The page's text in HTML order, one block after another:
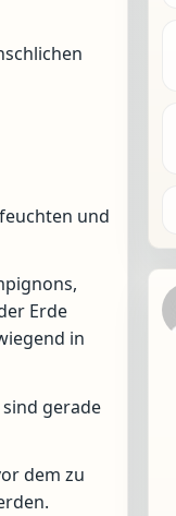
und
Erde
in
gerade
dem zu